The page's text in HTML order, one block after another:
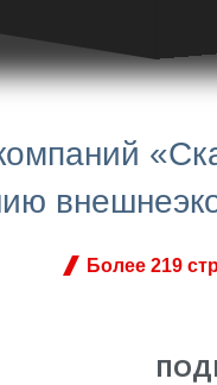
Более 219